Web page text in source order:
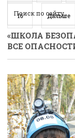
16 Дальше
«ШКОЛА
ВСЕ